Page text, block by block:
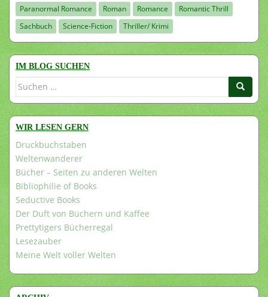
Paranormal Romance
Roman Romance
Romantic Thrill
Sachbuch
Science-Fiction Thriller/ Krimi
IM BLOG SUCHEN
Suchen
WIR LESEN GERN
Druckbuchstaben
Weltenwanderer
Bücher – Seiten zu anderen Welten
Bibliophilie of Books
Seductive Books
Der Duft von Büchern und Kaffee
Prettytigers Bücherregal
Lesezauber
Meine Welt voller Welten